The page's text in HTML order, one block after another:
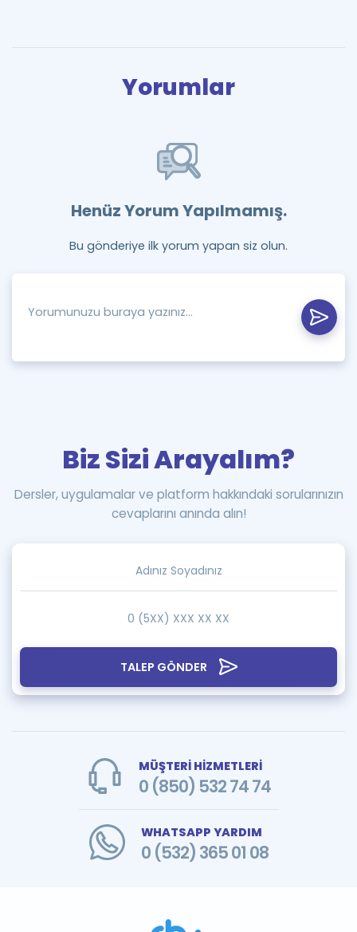
Yorumlar
Henüz Yorum Yapılmamış.
Bu gönderiye ilk yorum yapan siz olun.
TALEP GÖNDER
Biz Sizi Arayalım?
Dersler, uygulamalar ve platform hakkındaki sorularınızın
cevaplarını anında alın!
MÜŞTERİ HİZMETLERİ
0 (850) 532 74 74
WHATSAPP YARDIM
0 (532) 365 01 08